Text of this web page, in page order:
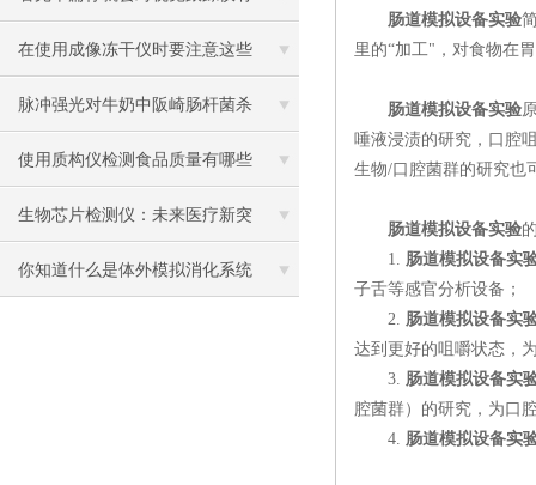
炸马铃薯小吃
更多了解
在使用成像冻干仪时要注意这些
才行
脉冲强光对牛奶中阪崎肠杆菌杀
菌效果的影响
使用质构仪检测食品质量有哪些
参数
生物芯片检测仪：未来医疗新突
破！
你知道什么是体外模拟消化系统
肠道模拟设备实验
里的“加工"，对食物在
肠道模拟设备实验
唾液浸渍的研究，口腔
生物/口腔菌群的研究也
肠道模拟设备实验
1. 肠道模拟设备实
子舌等感官分析设备；
2. 肠道模拟设备实
达到更好的咀嚼状态，
3. 肠道模拟设备实
腔菌群）的研究，为口
4. 肠道模拟设备实